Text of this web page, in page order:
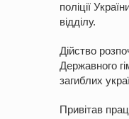
поліції
відділу.
Дійство
Державного
загиблих
Привітав